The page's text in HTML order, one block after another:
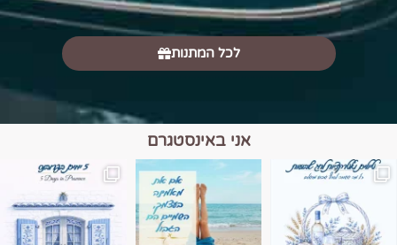
לכל המתנות
אני באינסטגרם
הם הגבול 💙🩵